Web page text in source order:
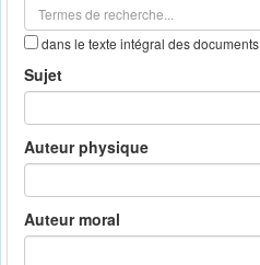
dans le texte intégral des documents
Sujet
Auteur physique
Auteur moral